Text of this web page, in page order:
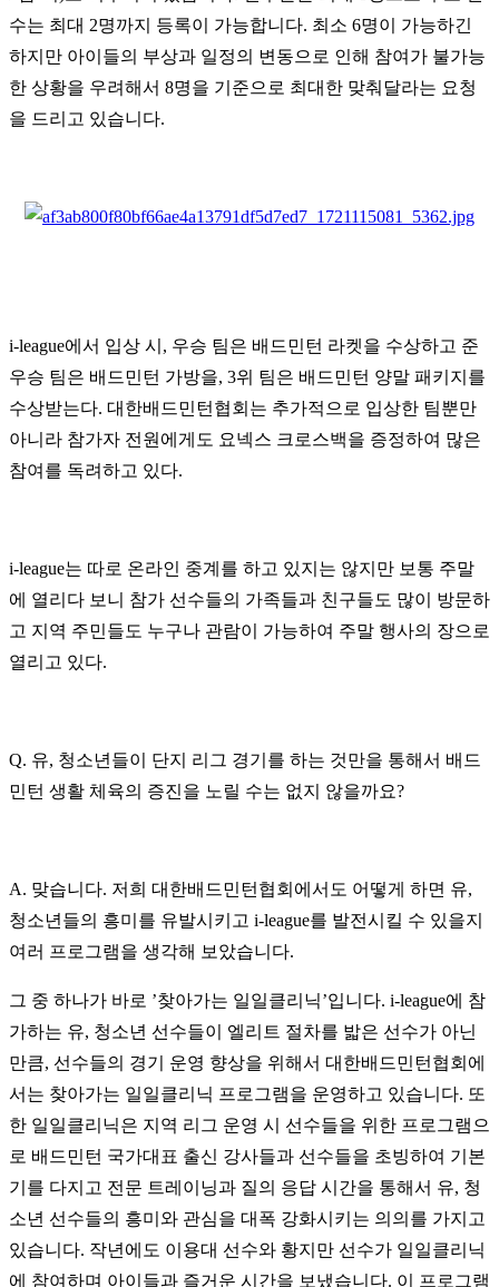
수는 최대 2명까지 등록이 가능합니다. 최소 6명이 가능하긴
하지만 아이들의 부상과 일정의 변동으로 인해 참여가 불가능
한 상황을 우려해서 8명을 기준으로 최대한 맞춰달라는 요청
을 드리고 있습니다.
i-league에서 입상 시, 우승 팀은 배드민턴 라켓을 수상하고 준
우승 팀은 배드민턴 가방을, 3위 팀은 배드민턴 양말 패키지를
수상받는다. 대한배드민턴협회는 추가적으로 입상한 팀뿐만
아니라 참가자 전원에게도 요넥스 크로스백을 증정하여 많은
참여를 독려하고 있다.
i-league는 따로 온라인 중계를 하고 있지는 않지만 보통 주말
에 열리다 보니 참가 선수들의 가족들과 친구들도 많이 방문하
고 지역 주민들도 누구나 관람이 가능하여 주말 행사의 장으로
열리고 있다.
Q. 유, 청소년들이 단지 리그 경기를 하는 것만을 통해서 배드
민턴 생활 체육의 증진을 노릴 수는 없지 않을까요?
A. 맞습니다. 저희 대한배드민턴협회에서도 어떻게 하면 유,
청소년들의 흥미를 유발시키고 i-league를 발전시킬 수 있을지
여러 프로그램을 생각해 보았습니다.
그 중 하나가 바로 ’찾아가는 일일클리닉’입니다. i-league에 참
가하는 유, 청소년 선수들이 엘리트 절차를 밟은 선수가 아닌
만큼, 선수들의 경기 운영 향상을 위해서 대한배드민턴협회에
서는 찾아가는 일일클리닉 프로그램을 운영하고 있습니다. 또
한 일일클리닉은 지역 리그 운영 시 선수들을 위한 프로그램으
로 배드민턴 국가대표 출신 강사들과 선수들을 초빙하여 기본
기를 다지고 전문 트레이닝과 질의 응답 시간을 통해서 유, 청
소년 선수들의 흥미와 관심을 대폭 강화시키는 의의를 가지고
있습니다. 작년에도 이용대 선수와 황지만 선수가 일일클리닉
에 참여하며 아이들과 즐거운 시간을 보냈습니다. 이 프로그램